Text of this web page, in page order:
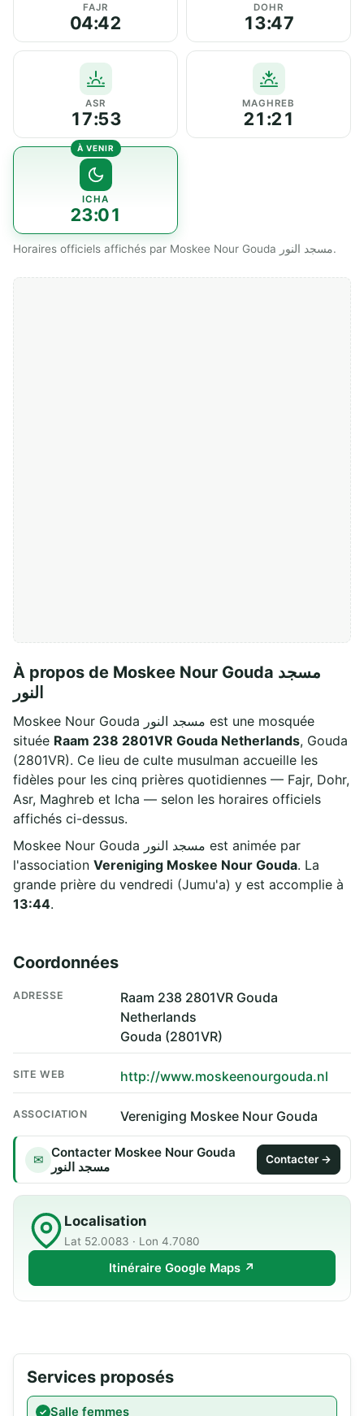
FAJR
04:42
DOHR
13:47
ASR
17:53
MAGHREB
21:21
ICHA
23:01
Horaires officiels affichés par Moskee Nour Gouda مسجد النور.
À propos de Moskee Nour Gouda مسجد
النور
Moskee Nour Gouda مسجد النور est une mosquée
située Raam 238 2801VR Gouda Netherlands, Gouda
(2801VR). Ce lieu de culte musulman accueille les
fidèles pour les cinq prières quotidiennes — Fajr, Dohr,
Asr, Maghreb et Icha — selon les horaires officiels
affichés ci-dessus.
Moskee Nour Gouda مسجد النور est animée par
l'association Vereniging Moskee Nour Gouda. La
grande prière du vendredi (Jumu'a) y est accomplie à
13:44.
Coordonnées
ADRESSE
Raam 238 2801VR Gouda
Netherlands
Gouda (2801VR)
SITE WEB http://www.moskeenourgouda.nl
ASSOCIATION Vereniging Moskee Nour Gouda
✉ Contacter Moskee Nour Gouda
مسجد النور
Contacter →
Localisation
Lat 52.0083 · Lon 4.7080
Itinéraire Google Maps ↗
Services proposés
Salle femmes